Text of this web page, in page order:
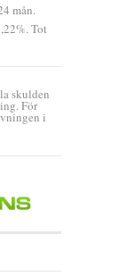
mån.
Tot
skulden
För
i